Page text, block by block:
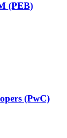
(PEB)
(PwC)